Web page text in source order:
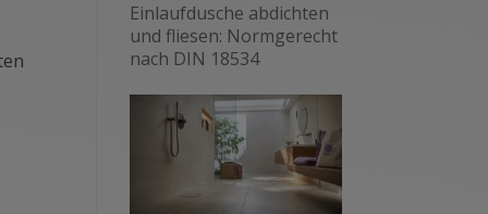
Einlaufdusche abdichten
und fliesen: Normgerecht
nach DIN 18534